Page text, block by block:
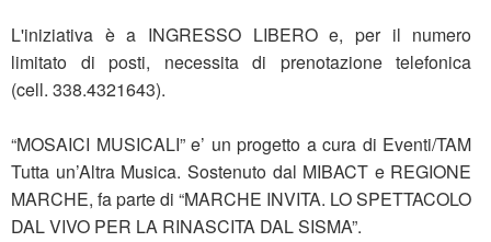
L'iniziativa è a INGRESSO LIBERO e, per il numero
limitato di posti, necessita di prenotazione telefonica
(cell. 338.4321643).
“MOSAICI MUSICALI” e’ un progetto a cura di Eventi/TAM
Tutta un’Altra Musica. Sostenuto dal MIBACT e REGIONE
MARCHE, fa parte di “MARCHE INVITA. LO SPETTACOLO
DAL VIVO PER LA RINASCITA DAL SISMA”.